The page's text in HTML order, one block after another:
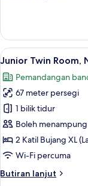
Triple
Room,
Non
Lihat
semua
foto
untuk
Junior
Twin
Room,
Non
Smoking
(Suite)
13
Junior Twin Room,
Pemandangan
67 meter persegi
1 bilik tidur
Boleh
2 Katil Bujang XL
Wi-Fi percuma
Butiran lanjut
Butiran